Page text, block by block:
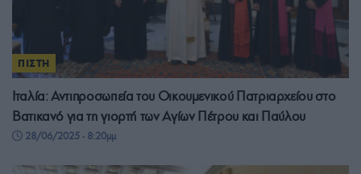
ΠΙΣΤΗ
Ιταλία: Αντιπροσωπεία του Οικουμενικού Πατριαρχείου στο
Βατικανό για τη γιορτή των Αγίων Πέτρου και Παύλου
28/06/2025 - 8:20μμ